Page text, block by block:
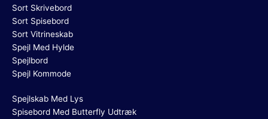
Sort Skrivebord
Sort Spisebord
Sort Vitrineskab
Spejl Med Hylde
Spejlbord
Spejl Kommode
Spejlskab Med Lys
Spisebord Med Butterfly Udtræk